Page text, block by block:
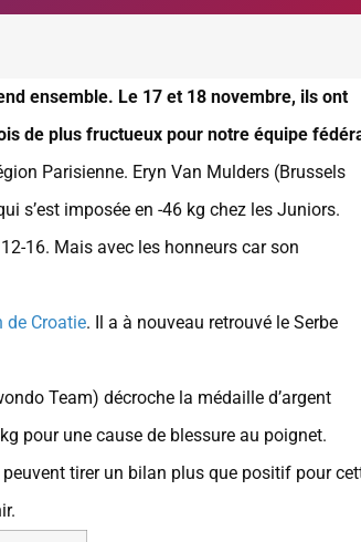
ensemble. Le 17 et 18 novembre, ils ont
de plus fructueux pour notre équipe
Parisienne. Eryn Van Mulders (Brussels
s’est imposée en -46 kg chez les Juniors.
16. Mais avec les honneurs car son
de Croatie. Il a à nouveau retrouvé le Serbe
Team) décroche la médaille d’argent
pour une cause de blessure au poignet.
tirer un bilan plus que positif pour